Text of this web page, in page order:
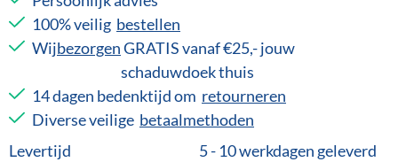
100% veilig bestellen
WijbezorgenGRATIS vanaf €25,- jouw
schaduwdoek thuis
14 dagen bedenktijd om retourneren
Diverse veilige betaalmethoden
Levertijd
5 - 10 werkdagen geleverd